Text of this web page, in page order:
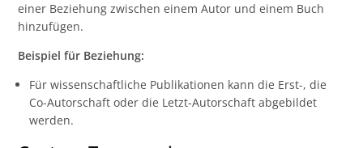
einer Beziehung zwischen einem Autor und einem Buch
hinzufügen.
Beispiel für Beziehung:
Für wissenschaftliche Publikationen kann die Erst-, die
Co-Autorschaft oder die Letzt-Autorschaft abgebildet
werden.